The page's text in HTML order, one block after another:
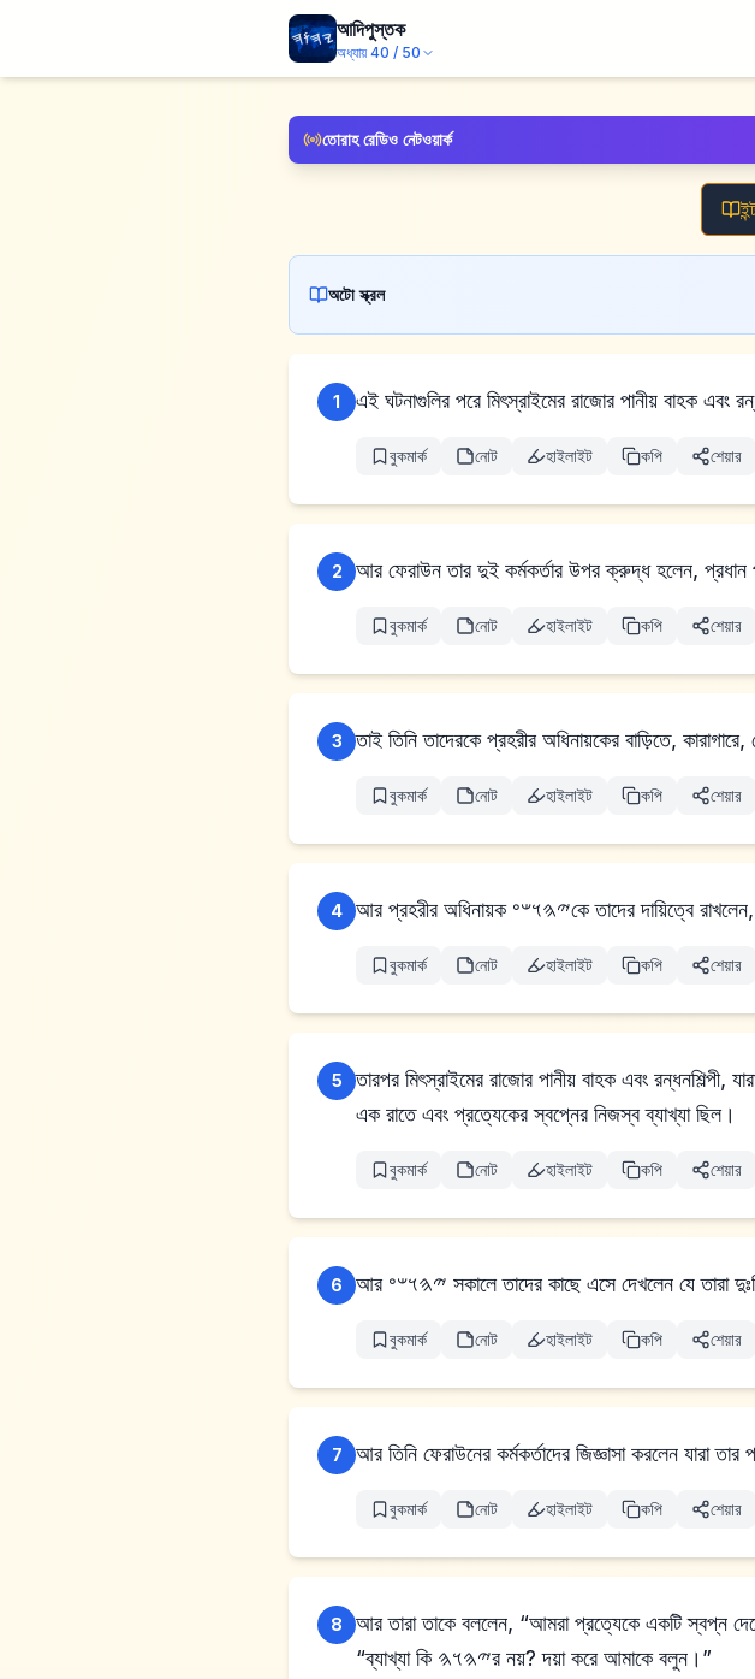
আদিপুস্তক
অধ্যায় 40 / 50
তোরাহ রেডিও নেটওয়ার্ক
অটো স্ক্রল
1 এই ঘটনাগুলির পরে মিৎস্রাইমের রাজাের পানীয় বাহক এবং
বুকমার্ক নোট হাইলাইট কপি শেয়ার
2 আর ফেরাউন তার দুই কর্মকর্তার উপর ক্রুদ্ধ হলেন, প্রধান
বুকমার্ক নোট হাইলাইট কপি শেয়ার
3
বুকমার্ক নোট হাইলাইট কপি শেয়ার
4 আর প্রহরীর অধিনায়ক 𐤉𐤄𐤅𐤔𐤏কে
বুকমার্ক নোট হাইলাইট কপি শেয়ার
5
তারপর মিৎস্রাইমের রাজাের পানীয় বাহক এবং
এক রাতে এবং প্রত্যেকের স্বপ্নের নিজস্ব ব্যাখ্যা ছিল।
বুকমার্ক নোট হাইলাইট কপি শেয়ার
6 আর 𐤉𐤄𐤅𐤔𐤏 সকালে তাদের কাছে এসে দেখলেন যে তারা
বুকমার্ক নোট হাইলাইট কপি শেয়ার
7 আর তিনি ফেরাউনের কর্মকর্তাদের জিজ্ঞাসা করলেন
বুকমার্ক নোট হাইলাইট কপি শেয়ার
8
আর তারা তাকে বললেন, “আমরা প্রত্যেকে একটি স্বপ্ন দেখেছি, এবং
“ব্যাখ্যা কি 𐤉𐤄𐤅𐤄র নয়? দয়া করে আমাকে বলুন।”